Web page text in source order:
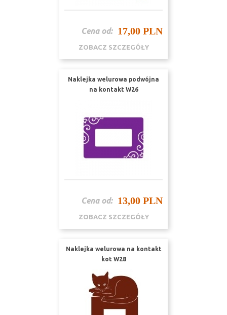
Cena od: 17,00 PLN
ZOBACZ SZCZEGÓŁY
Naklejka welurowa podwójna
na kontakt W26
Cena od: 13,00 PLN
ZOBACZ SZCZEGÓŁY
Naklejka welurowa na kontakt
kot W28